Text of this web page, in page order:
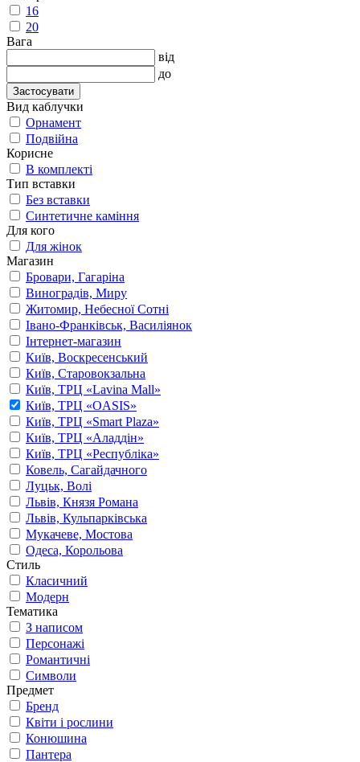
16
20
Вага
від
до
Застосувати
Вид каблучки
Орнамент
Подвійна
Корисне
В комплекті
Тип вставки
Без вставки
Синтетичне каміння
Для кого
Для жінок
Магазин
Бровари, Гагаріна
Виноградів, Миру
Житомир, Небесної Сотні
Івано-Франківськ, Василіянок
Інтернет-магазин
Київ, Воскресенський
Київ, Старовокзальна
Київ, ТРЦ «Lavina Mall»
Київ, ТРЦ «OASIS»
Київ, ТРЦ «Smart Plaza»
Київ, ТРЦ «Аладдін»
Київ, ТРЦ «Республіка»
Ковель, Сагайдачного
Луцьк, Волі
Львів, Князя Романа
Львів, Кульпарківська
Мукачеве, Мостова
Одеса, Корольова
Стиль
Класичний
Модерн
Тематика
З написом
Персонажі
Романтичні
Символи
Предмет
Бренд
Квіти і рослини
Конюшина
Пантера